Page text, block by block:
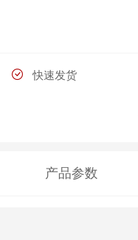
快速发货
产品参数